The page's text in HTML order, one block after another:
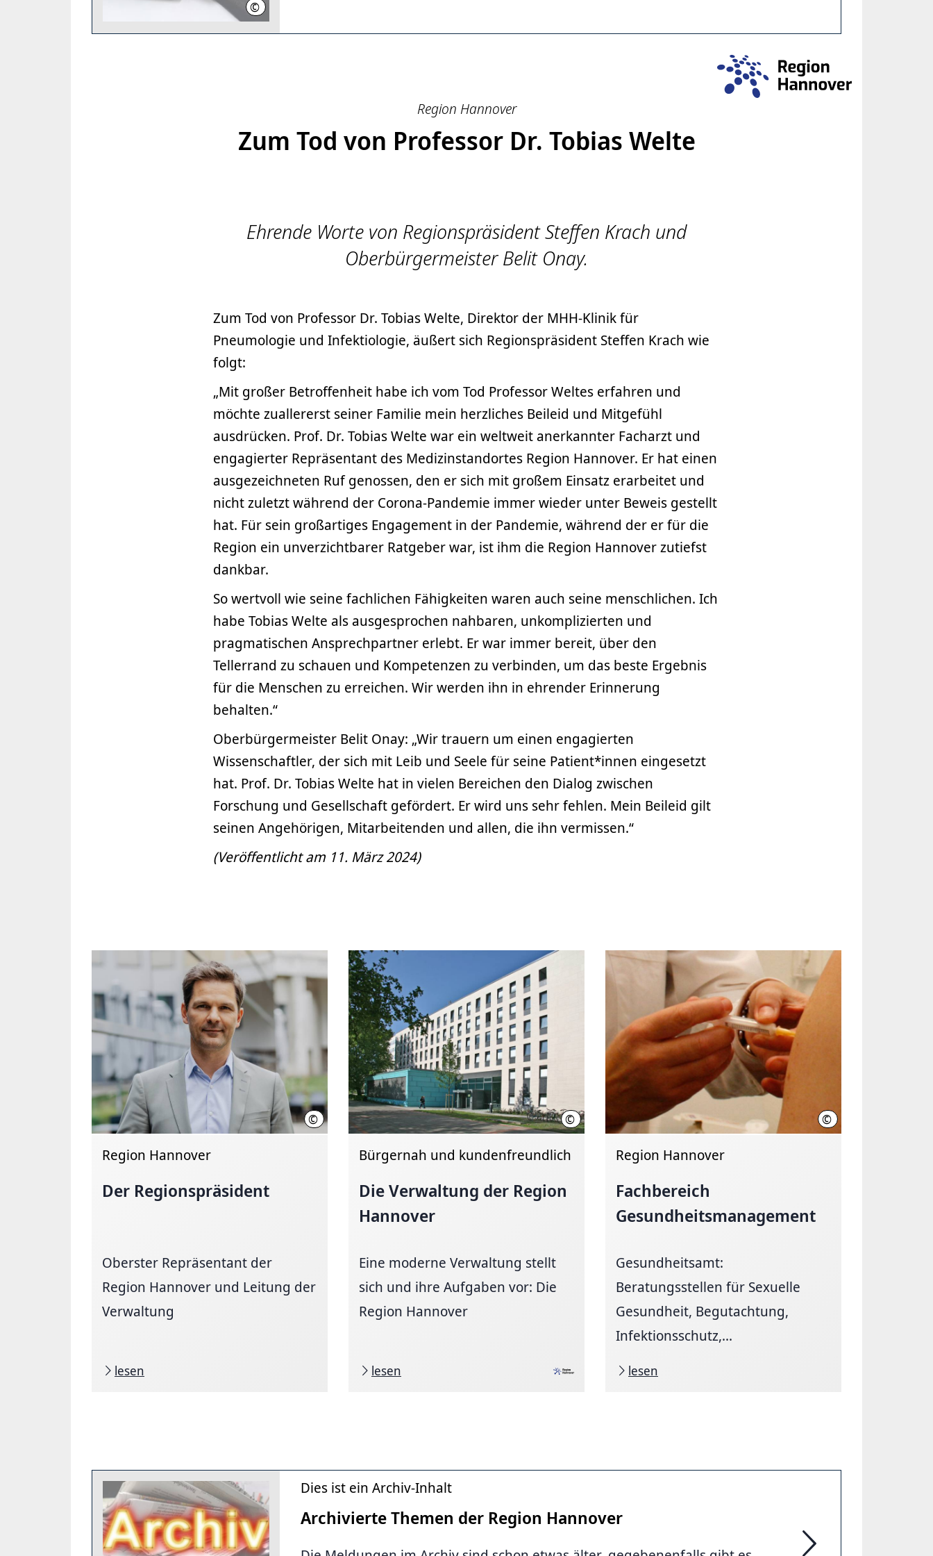
© Region Hannover
Region Hannover
Zum Tod von Professor Dr. Tobias Welte
Ehrende Worte von Regionspräsident Steffen Krach und
Oberbürgermeister Belit Onay.
Zum Tod von Professor Dr. Tobias Welte, Direktor der MHH-Klinik für
Pneumologie und Infektiologie, äußert sich Regionspräsident Steffen Krach wie
folgt:
„Mit großer Betroffenheit habe ich vom Tod Professor Weltes erfahren und
möchte zuallererst seiner Familie mein herzliches Beileid und Mitgefühl
ausdrücken. Prof. Dr. Tobias Welte war ein weltweit anerkannter Facharzt und
engagierter Repräsentant des Medizinstandortes Region Hannover. Er hat einen
ausgezeichneten Ruf genossen, den er sich mit großem Einsatz erarbeitet und
nicht zuletzt während der Corona-Pandemie immer wieder unter Beweis gestellt
hat. Für sein großartiges Engagement in der Pandemie, während der er für die
Region ein unverzichtbarer Ratgeber war, ist ihm die Region Hannover zutiefst
dankbar.
So wertvoll wie seine fachlichen Fähigkeiten waren auch seine menschlichen. Ich
habe Tobias Welte als ausgesprochen nahbaren, unkomplizierten und
pragmatischen Ansprechpartner erlebt. Er war immer bereit, über den
Tellerrand zu schauen und Kompetenzen zu verbinden, um das beste Ergebnis
für die Menschen zu erreichen. Wir werden ihn in ehrender Erinnerung
behalten.“
Oberbürgermeister Belit Onay: „Wir trauern um einen engagierten
Wissenschaftler, der sich mit Leib und Seele für seine Patient*innen eingesetzt
hat. Prof. Dr. Tobias Welte hat in vielen Bereichen den Dialog zwischen
Forschung und Gesellschaft gefördert. Er wird uns sehr fehlen. Mein Beileid gilt
seinen Angehörigen, Mitarbeitenden und allen, die ihn vermissen.“
(Veröffentlicht am 11. März 2024)
© Region Hannover / Ph. Schröder
Region Hannover
Der Regionspräsident
Oberster Repräsentant der
Region Hannover und Leitung der
Verwaltung
lesen
© Region Hannover, Kirsch
Bürgernah und kundenfreundlich
Die Verwaltung der Region
Hannover
Eine moderne Verwaltung stellt
sich und ihre Aufgaben vor: Die
Region Hannover
lesen
© Region Hannover
Region Hannover
Fachbereich
Gesundheitsmanagement
Gesundheitsamt:
Beratungsstellen für Sexuelle
Gesundheit, Begutachtung,
Infektionsschutz,...
lesen
Dies ist ein Archiv-Inhalt
Archivierte Themen der Region Hannover